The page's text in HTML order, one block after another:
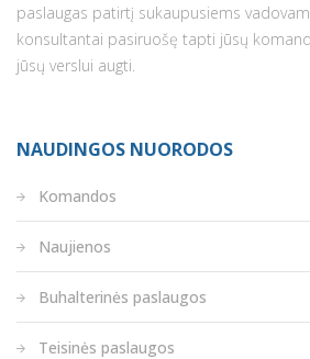
paslaugas patirtį sukaupusiems
konsultantai pasiruošę tapti jūsų
jūsų verslui augti.
NAUDINGOS NUORODOS
Komandos
Naujienos
Buhalterinės paslaugos
Teisinės paslaugos